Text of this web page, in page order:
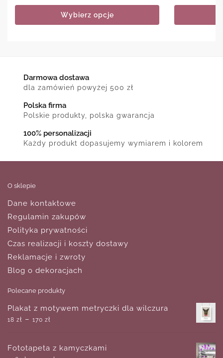
Wybierz opcje
Darmowa dostawa
dla zamówień powyżej 500 zł
Polska firma
Polskie produkty, polska gwarancja
100% personalizacji
Każdy produkt dopasujemy wymiarem i kolorem
O sklepie
Dane kontaktowe
Regulamin zakupów
Polityka prywatności
Czas realizacji i koszty dostawy
Reklamacje i zwroty
Blog o dekoracjach
Polecane produkty
Plakat z motywem metryczki dla wilczura
18 zł – 170 zł
Fototapeta z kamyczkami